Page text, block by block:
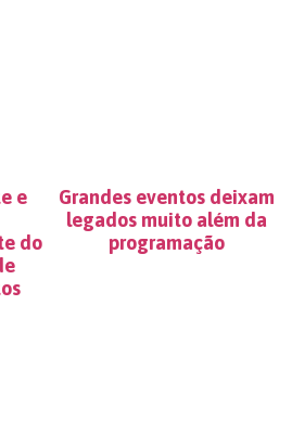
e
do
Grandes eventos deixam
legados muito além da
programação